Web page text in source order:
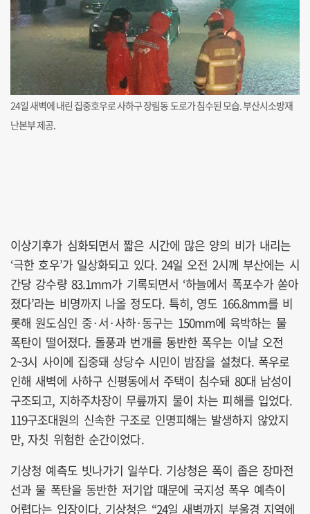
24일 새벽에 내린 집중호우로 사하구 장림동 도로가 침수된 모습. 부산시소방재
난본부 제공.
이상기후가 심화되면서 짧은 시간에 많은 양의 비가 내리는
‘극한 호우’가 일상화되고 있다. 24일 오전 2시께 부산에는 시
간당 강수량 83.1mm가 기록되면서 ‘하늘에서 폭포수가 쏟아
졌다’라는 비명까지 나올 정도다. 특히, 영도 166.8mm를 비
롯해 원도심인 중·서·사하·동구는 150mm에 육박하는 물
폭탄이 떨어졌다. 돌풍과 번개를 동반한 폭우는 이날 오전
2~3시 사이에 집중돼 상당수 시민이 밤잠을 설쳤다. 폭우로
인해 새벽에 사하구 신평동에서 주택이 침수돼 80대 남성이
구조되고, 지하주차장이 무릎까지 물이 차는 피해를 입었다.
119구조대원의 신속한 구조로 인명피해는 발생하지 않았지
만, 자칫 위험한 순간이었다.
기상청 예측도 빗나가기 일쑤다. 기상청은 폭이 좁은 장마전
선과 물 폭탄을 동반한 저기압 때문에 국지성 폭우 예측이
어렵다는 입장이다. 기상청은 “24일 새벽까지 부울경 지역에